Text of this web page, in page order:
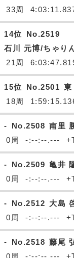
33周
14位
No.2519
石川 元博/ちゃり
21周
15位 No.2501
18周
- No.2508 南里
0周
-:--:--.---
- No.2509 亀井
0周
-:--:--.---
- No.2512 大島
0周
-:--:--.---
- No.2518 藤尾
0周
-:--:--.---